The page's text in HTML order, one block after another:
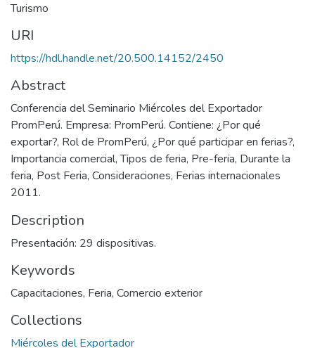
Turismo
URI
https://hdl.handle.net/20.500.14152/2450
Abstract
Conferencia del Seminario Miércoles del Exportador
PromPerú. Empresa: PromPerú. Contiene: ¿Por qué
exportar?, Rol de PromPerú, ¿Por qué participar en ferias?,
Importancia comercial, Tipos de feria, Pre-feria, Durante la
feria, Post Feria, Consideraciones, Ferias internacionales
2011.
Description
Presentación: 29 dispositivas.
Keywords
Capacitaciones, Feria, Comercio exterior
Collections
Miércoles del Exportador